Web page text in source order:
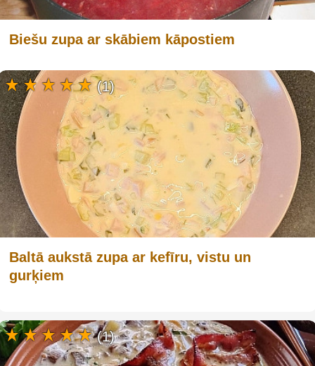
Biešu zupa ar skābiem kāpostiem
Baltā aukstā zupa ar kefīru, vistu un
gurķiem
(1)
(1)